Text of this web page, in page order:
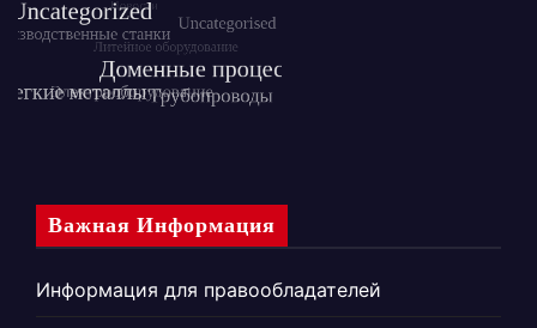
Важная Информация
Информация для правообладателей